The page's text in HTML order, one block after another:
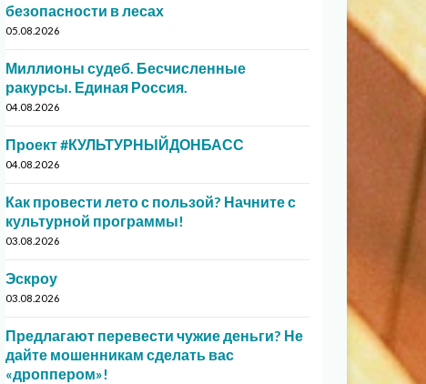
безопасности в лесах
05.08.2026
Миллионы судеб. Бесчисленные
ракурсы. Единая Россия.
04.08.2026
Проект #КУЛЬТУРНЫЙДОНБАСС
04.08.2026
Как провести лето с пользой? Начните с
культурной программы!
03.08.2026
Эскроу
03.08.2026
Предлагают перевести чужие деньги? Не
дайте мошенникам сделать вас
«дроппером»!